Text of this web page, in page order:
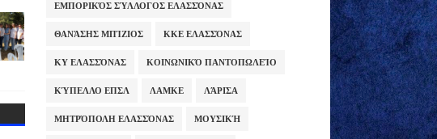
ΕΜΠΟΡΙΚΌΣ ΣΎΛΛΟΓΟΣ ΕΛΑΣΣΌΝΑΣ
ΘΑΝΆΣΗΣ ΜΠΊΖΙΟΣ ΚΚΕ ΕΛΑΣΣΌΝΑΣ
ΚΥ ΕΛΑΣΣΌΝΑΣ ΚΟΙΝΩΝΙΚΌ ΠΑΝΤΟΠΩΛΕΊΟ
ΚΎΠΕΛΛΟ ΕΠΣΛ ΛΑΜΚΕ ΛΆΡΙΣΑ
ΜΗΤΡΌΠΟΛΗ ΕΛΑΣΣΌΝΑΣ ΜΟΥΣΙΚΉ